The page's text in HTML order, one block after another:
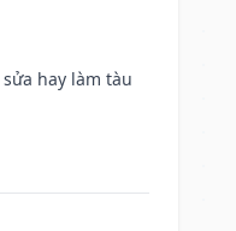
hay làm tàu